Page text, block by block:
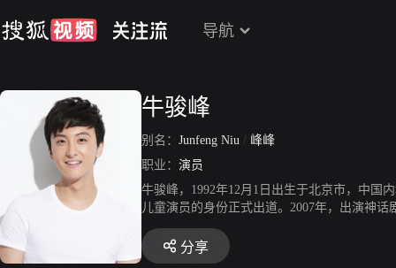
导航
牛骏峰
别名： Junfeng Niu / 峰峰
职业： 演员
牛骏峰，1992年12月1日出生于北京市，中国
儿童演员的身份正式出道。2007年，出演神
014年3月8日，参演的抗战剧《战长沙》首播
主题曲《我的时代》；8月22日，主演的偶像
裕王元嵩；同年，牛骏峰还主演了励志剧《
分享